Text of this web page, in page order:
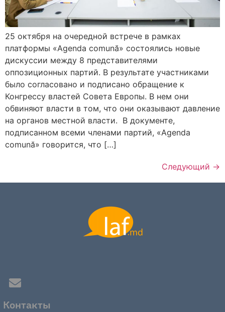
25 октября на очередной встрече в рамках
платформы «Agenda comună» состоялись новые
дискуссии между 8 представителями
оппозиционных партий. В результате участниками
было согласовано и подписано обращение к
Конгрессу властей Совета Европы. В нем они
обвиняют власти в том, что они оказывают давление
на органов местной власти. В документе,
подписанном всеми членами партий, «Agenda
comună» говорится, что […]
Следующий →
Контакты